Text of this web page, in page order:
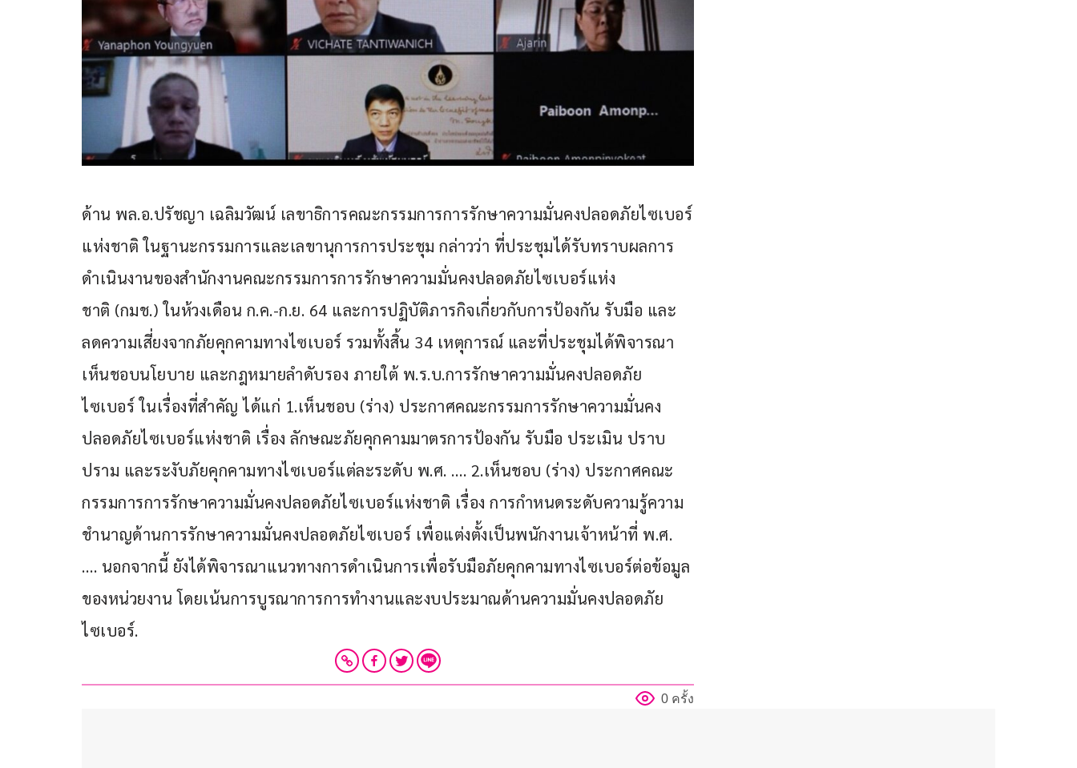
ด้าน พล.อ.ปรัชญา เฉลิมวัฒน์ เลขาธิการคณะกรรมการการรักษาความมั่นคงปลอดภัยไซเบอร์
แห่งชาติ ในฐานะกรรมการและเลขานุการการประชุม กล่าวว่า ที่ประชุมได้รับทราบผลการ
ดำเนินงานของสำนักงานคณะกรรมการการรักษาความมั่นคงปลอดภัยไซเบอร์แห่ง
ชาติ (กมช.) ในห้วงเดือน ก.ค.-ก.ย. 64 และการปฏิบัติภารกิจเกี่ยวกับการป้องกัน รับมือ และ
ลดความเสี่ยงจากภัยคุกคามทางไซเบอร์ รวมทั้งสิ้น 34 เหตุการณ์ และที่ประชุมได้พิจารณา
เห็นชอบนโยบาย และกฎหมายลำดับรอง ภายใต้ พ.ร.บ.การรักษาความมั่นคงปลอดภัย
ไซเบอร์ ในเรื่องที่สำคัญ ได้แก่ 1.เห็นชอบ (ร่าง) ประกาศคณะกรรมการรักษาความมั่นคง
ปลอดภัยไซเบอร์แห่งชาติ เรื่อง ลักษณะภัยคุกคามมาตรการป้องกัน รับมือ ประเมิน ปราบ
ปราม และระงับภัยคุกคามทางไซเบอร์แต่ละระดับ พ.ศ. …. 2.เห็นชอบ (ร่าง) ประกาศคณะ
กรรมการการรักษาความมั่นคงปลอดภัยไซเบอร์แห่งชาติ เรื่อง การกำหนดระดับความรู้ความ
ชำนาญด้านการรักษาความมั่นคงปลอดภัยไซเบอร์ เพื่อแต่งตั้งเป็นพนักงานเจ้าหน้าที่ พ.ศ.
…. นอกจากนี้ ยังได้พิจารณาแนวทางการดำเนินการเพื่อรับมือภัยคุกคามทางไซเบอร์ต่อข้อมูล
ของหน่วยงาน โดยเน้นการบูรณาการการทำงานและงบประมาณด้านความมั่นคงปลอดภัย
ไซเบอร์.
0 ครั้ง